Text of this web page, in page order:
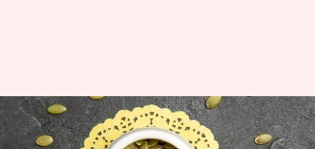
घर पर आसानी से बनाए जा सकते हैं
कद्दू के बीज के व्यंजन, जानें रेसिपी